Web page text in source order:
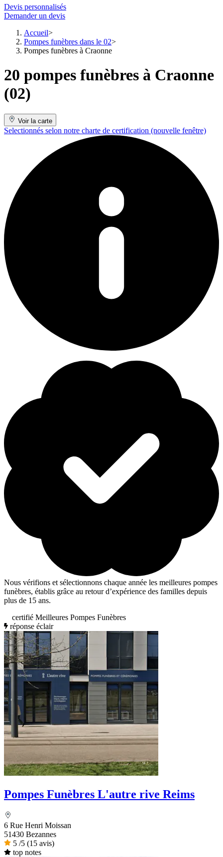
Devis personnalisés
Demander un devis
Accueil
Pompes funèbres dans le 02
Pompes funèbres à Craonne
20 pompes funèbres à Craonne
(02)
Voir la carte
Selectionnés selon notre charte de certification (nouvelle fenêtre)
Nous vérifions et sélectionnons chaque année les meilleures pompes
funèbres, établis grâce au retour d’expérience des familles depuis
plus de 15 ans.
certifié Meilleures Pompes Funèbres
réponse éclair
Pompes Funèbres L'autre rive Reims
6 Rue Henri Moissan
51430 Bezannes
5 /5 (15 avis)
top notes